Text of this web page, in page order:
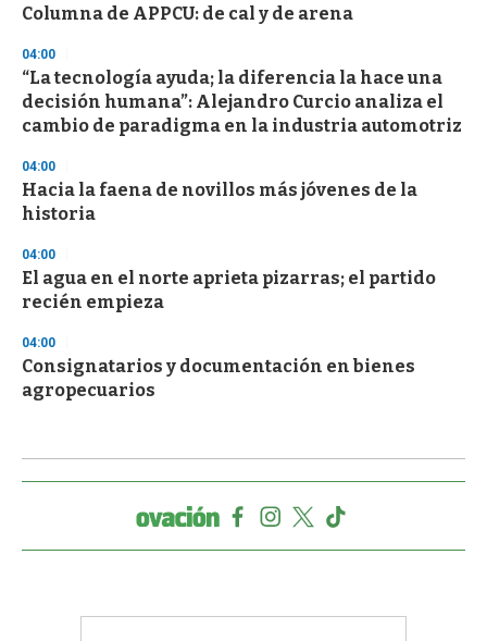
Columna de APPCU: de cal y de arena
04:00
“La tecnología ayuda; la diferencia la hace una
decisión humana”: Alejandro Curcio analiza el
cambio de paradigma en la industria automotriz
04:00
Hacia la faena de novillos más jóvenes de la
historia
04:00
El agua en el norte aprieta pizarras; el partido
recién empieza
04:00
Consignatarios y documentación en bienes
agropecuarios